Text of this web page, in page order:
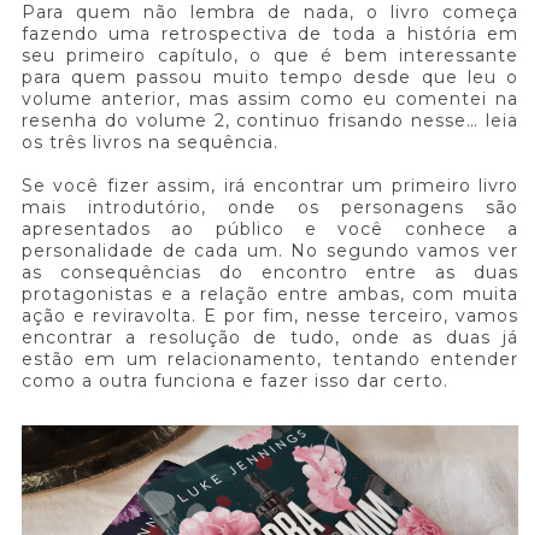
Para quem não lembra de nada, o livro começa
fazendo uma retrospectiva de toda a história em
seu primeiro capítulo, o que é bem interessante
para quem passou muito tempo desde que leu o
volume anterior, mas assim como eu comentei na
resenha do volume 2, continuo frisando nesse… leia
os três livros na sequência.
Se você fizer assim, irá encontrar um primeiro livro
mais introdutório, onde os personagens são
apresentados ao público e você conhece a
personalidade de cada um. No segundo vamos ver
as consequências do encontro entre as duas
protagonistas e a relação entre ambas, com muita
ação e reviravolta. E por fim, nesse terceiro, vamos
encontrar a resolução de tudo, onde as duas já
estão em um relacionamento, tentando entender
como a outra funciona e fazer isso dar certo.